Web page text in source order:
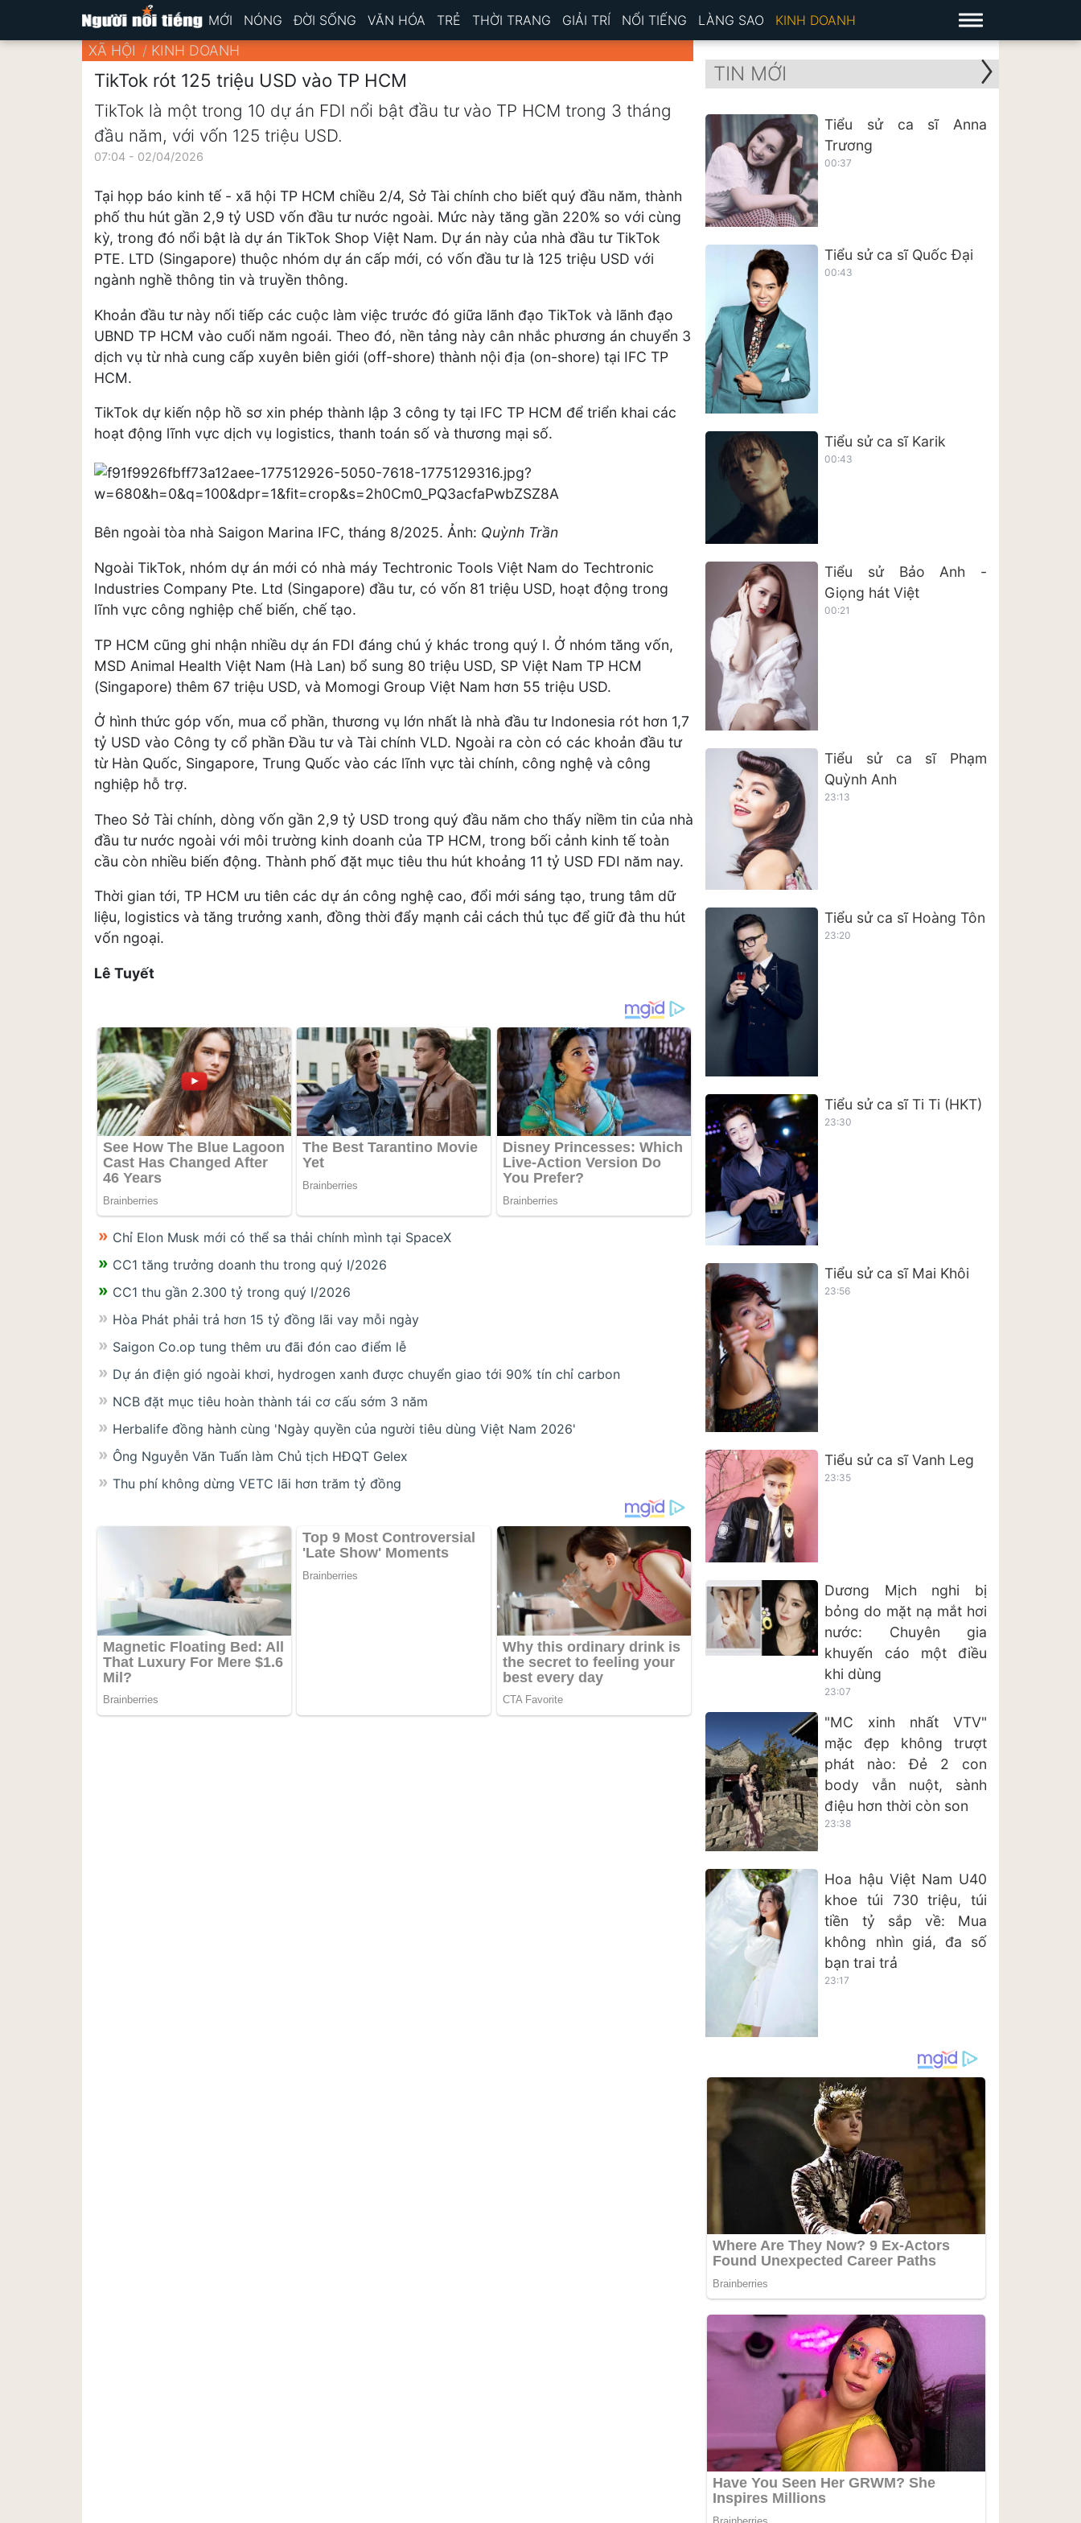
MỚI NÓNG ĐỜI SỐNG VĂN HÓA TRẺ THỜI TRANG GIẢI TRÍ NỔI TIẾNG LÀNG SAO KINH DOANH
XÃ HỘI KINH DOANH
TikTok rót 125 triệu USD vào TP HCM
TikTok là một trong 10 dự án FDI nổi bật đầu tư vào TP HCM trong 3 tháng
đầu năm, với vốn 125 triệu USD.
07:04 - 02/04/2026
Tại họp báo kinh tế - xã hội TP HCM chiều 2/4, Sở Tài chính cho biết quý đầu năm, thành
phố thu hút gần 2,9 tỷ USD vốn đầu tư nước ngoài. Mức này tăng gần 220% so với cùng
kỳ, trong đó nổi bật là dự án TikTok Shop Việt Nam. Dự án này của nhà đầu tư TikTok
PTE. LTD (Singapore) thuộc nhóm dự án cấp mới, có vốn đầu tư là 125 triệu USD với
ngành nghề thông tin và truyền thông.
Khoản đầu tư này nối tiếp các cuộc làm việc trước đó giữa lãnh đạo TikTok và lãnh đạo
UBND TP HCM vào cuối năm ngoái. Theo đó, nền tảng này cân nhắc phương án chuyển 3
dịch vụ từ nhà cung cấp xuyên biên giới (off-shore) thành nội địa (on-shore) tại IFC TP
HCM.
TikTok dự kiến nộp hồ sơ xin phép thành lập 3 công ty tại IFC TP HCM để triển khai các
hoạt động lĩnh vực dịch vụ logistics, thanh toán số và thương mại số.
Bên ngoài tòa nhà Saigon Marina IFC, tháng 8/2025. Ảnh: Quỳnh Trần
Ngoài TikTok, nhóm dự án mới có nhà máy Techtronic Tools Việt Nam do Techtronic
Industries Company Pte. Ltd (Singapore) đầu tư, có vốn 81 triệu USD, hoạt động trong
lĩnh vực công nghiệp chế biến, chế tạo.
TP HCM cũng ghi nhận nhiều dự án FDI đáng chú ý khác trong quý I. Ở nhóm tăng vốn,
MSD Animal Health Việt Nam (Hà Lan) bổ sung 80 triệu USD, SP Việt Nam TP HCM
(Singapore) thêm 67 triệu USD, và Momogi Group Việt Nam hơn 55 triệu USD.
Ở hình thức góp vốn, mua cổ phần, thương vụ lớn nhất là nhà đầu tư Indonesia rót hơn 1,7
tỷ USD vào Công ty cổ phần Đầu tư và Tài chính VLD. Ngoài ra còn có các khoản đầu tư
từ Hàn Quốc, Singapore, Trung Quốc vào các lĩnh vực tài chính, công nghệ và công
nghiệp hỗ trợ.
Theo Sở Tài chính, dòng vốn gần 2,9 tỷ USD trong quý đầu năm cho thấy niềm tin của nhà
đầu tư nước ngoài với môi trường kinh doanh của TP HCM, trong bối cảnh kinh tế toàn
cầu còn nhiều biến động. Thành phố đặt mục tiêu thu hút khoảng 11 tỷ USD FDI năm nay.
Thời gian tới, TP HCM ưu tiên các dự án công nghệ cao, đổi mới sáng tạo, trung tâm dữ
liệu, logistics và tăng trưởng xanh, đồng thời đẩy mạnh cải cách thủ tục để giữ đà thu hút
vốn ngoại.
Lê Tuyết
Chỉ Elon Musk mới có thể sa thải chính mình tại SpaceX
CC1 tăng trưởng doanh thu trong quý I/2026
CC1 thu gần 2.300 tỷ trong quý I/2026
Hòa Phát phải trả hơn 15 tỷ đồng lãi vay mỗi ngày
Saigon Co.op tung thêm ưu đãi đón cao điểm lễ
Dự án điện gió ngoài khơi, hydrogen xanh được chuyển giao tới 90% tín chỉ carbon
NCB đặt mục tiêu hoàn thành tái cơ cấu sớm 3 năm
Herbalife đồng hành cùng 'Ngày quyền của người tiêu dùng Việt Nam 2026'
Ông Nguyễn Văn Tuấn làm Chủ tịch HĐQT Gelex
Thu phí không dừng VETC lãi hơn trăm tỷ đồng
TIN MỚI
Tiểu sử ca sĩ Anna
Trương
00:37
Tiểu sử ca sĩ Quốc Đại
00:43
Tiểu sử ca sĩ Karik
00:43
Tiểu sử Bảo Anh -
Giọng hát Việt
00:21
Tiểu sử ca sĩ Phạm
Quỳnh Anh
23:13
Tiểu sử ca sĩ Hoàng Tôn
23:20
Tiểu sử ca sĩ Ti Ti (HKT)
23:30
Tiểu sử ca sĩ Mai Khôi
23:56
Tiểu sử ca sĩ Vanh Leg
23:35
Dương Mịch nghi bị
bỏng do mặt nạ mắt hơi
nước: Chuyên gia
khuyến cáo một điều
khi dùng
23:07
"MC xinh nhất VTV"
mặc đẹp không trượt
phát nào: Đẻ 2 con
body vẫn nuột, sành
điệu hơn thời còn son
23:38
Hoa hậu Việt Nam U40
khoe túi 730 triệu, túi
tiền tỷ sắp về: Mua
không nhìn giá, đa số
bạn trai trả
23:17